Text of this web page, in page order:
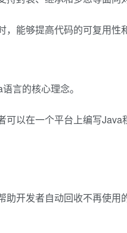
能够提高代码的可复用性
言的核心理念。
以在一个平台上编写Java
助开发者自动回收不再使